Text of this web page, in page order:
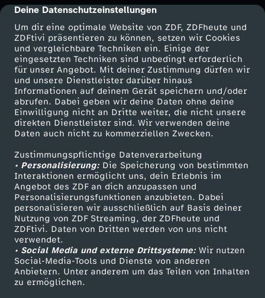
cmp-dialog-description
Deine Datenschutzeinstellungen
Um dir eine optimale Website von ZDF, ZDFheute und
ZDFtivi präsentieren zu können, setzen wir Cookies
und vergleichbare Techniken ein. Einige der
eingesetzten Techniken sind unbedingt erforderlich
für unser Angebot. Mit deiner Zustimmung dürfen wir
und unsere Dienstleister darüber hinaus
Informationen auf deinem Gerät speichern und/oder
abrufen. Dabei geben wir deine Daten ohne deine
Einwilligung nicht an Dritte weiter, die nicht unsere
direkten Dienstleister sind. Wir verwenden deine
Daten auch nicht zu kommerziellen Zwecken.
Zustimmungspflichtige Datenverarbeitung
• Personalisierung:Die Speicherung von bestimmten
Interaktionen ermöglicht uns, dein Erlebnis im
Angebot des ZDF an dich anzupassen und
Personalisierungsfunktionen anzubieten. Dabei
personalisieren wir ausschließlich auf Basis deiner
Nutzung von ZDF Streaming, der ZDFheute und
ZDFtivi. Daten von Dritten werden von uns nicht
verwendet.
• Social Media und externe Drittsysteme:Wir nutzen
Social-Media-Tools und Dienste von anderen
Anbietern. Unter anderem um das Teilen von Inhalten
zu ermöglichen.
Mehr ZDF
ZDF-Apps
Smart TV
ZDFtext
Livestreams
Sendungen A-Z
TV-Programm
Service
ZDFmitreden
Kontakt zum ZDF
Tickets
Zuschauerservice
Hilfe
ZDF Unternehmen
Karriere